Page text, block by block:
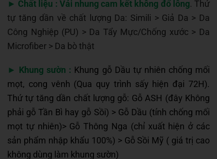
► Chất liệu : Vải nhung cam kết không đổ lông. Thứ
tự tăng dần về chất lượng Da: Simili > Giả Da > Da
Công Nghiệp (PU) > Da Tẩy Mực/Chống xước > Da
Microfiber > Da bò thật
► Khung sườn : Khung gỗ Dầu tự nhiên chống mối
mọt, cong vênh (Qua quy trình sấy hiện đại 72H).
Thứ tự tăng dần chất lượng gỗ: Gỗ ASH (đây Không
phải gỗ Tần Bì hay gỗ Sồi) > Gỗ Dầu (tính chống mối
mọt tự nhiên)> Gỗ Thông Nga (chỉ xuất hiện ở các
sản phẩm nhập khẩu 100%) > Gỗ Sồi Mỹ ( giá trị cao
không dùng làm khung sườn)